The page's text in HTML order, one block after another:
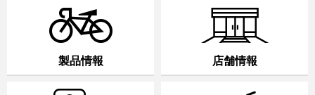
製品情報 店舗情報